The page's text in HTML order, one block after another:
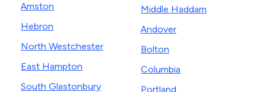
Amston
Hebron
North Westchester
East Hampton
South Glastonbury
Middle Haddam
Andover
Bolton
Columbia
Portland